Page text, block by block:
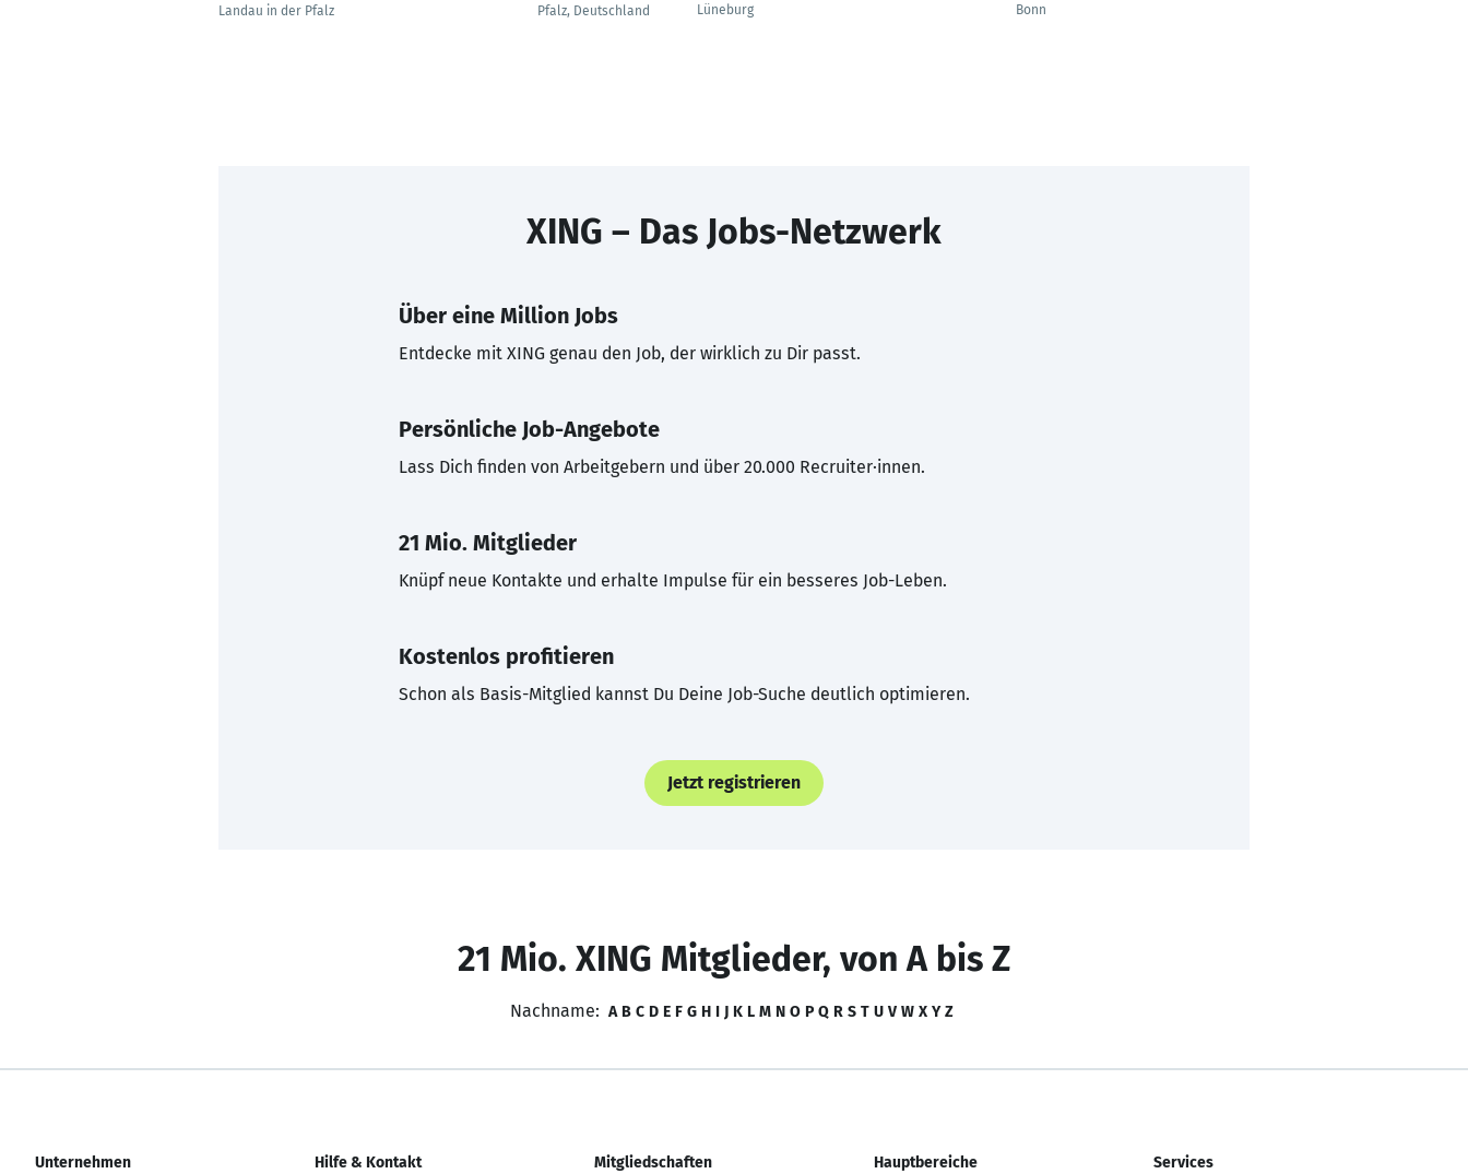
Landau in der Pfalz
Pfalz, Deutschland
Lüneburg
Bonn
XING – Das Jobs-Netzwerk
Über eine Million Jobs
Entdecke mit XING genau den Job, der wirklich zu Dir passt.
Persönliche Job-Angebote
Lass Dich finden von Arbeitgebern und über 20.000 Recruiter·innen.
21 Mio. Mitglieder
Knüpf neue Kontakte und erhalte Impulse für ein besseres Job-Leben.
Kostenlos profitieren
Schon als Basis-Mitglied kannst Du Deine Job-Suche deutlich optimieren.
Jetzt registrieren
21 Mio. XING Mitglieder, von A bis Z
Nachname: A B C D E F G H I J K L M N O P Q R S T U V W X Y Z
Unternehmen Hilfe & Kontakt Mitgliedschaften Hauptbereiche Services